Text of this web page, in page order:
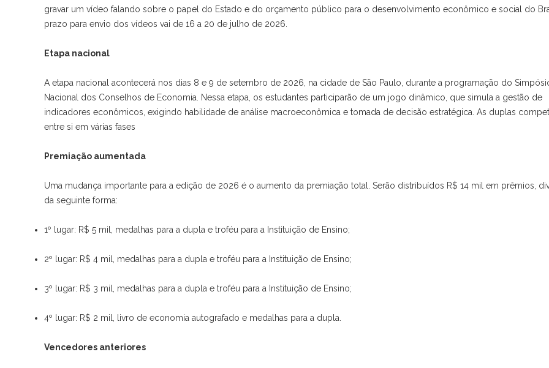
gravar um vídeo falando sobre o papel do Estado e do orçamento público para o desenvolvimento econômico e social do
prazo para envio dos vídeos vai de 16 a 20 de julho de 2026.
Etapa nacional
A etapa nacional acontecerá nos dias 8 e 9 de setembro de 2026, na cidade de São Paulo, durante a programação do
Nacional dos Conselhos de Economia. Nessa etapa, os estudantes participarão de um jogo dinâmico, que simula a gestão de
indicadores econômicos, exigindo habilidade de análise macroeconômica e tomada de decisão estratégica. As duplas
entre si em várias fases
Premiação aumentada
Uma mudança importante para a edição de 2026 é o aumento da premiação total. Serão distribuídos R$ 14 mil em prêmios,
da seguinte forma:
1º lugar: R$ 5 mil, medalhas para a dupla e troféu para a Instituição de Ensino;
2º lugar: R$ 4 mil, medalhas para a dupla e troféu para a Instituição de Ensino;
3º lugar: R$ 3 mil, medalhas para a dupla e troféu para a Instituição de Ensino;
4º lugar: R$ 2 mil, livro de economia autografado e medalhas para a dupla.
Vencedores anteriores